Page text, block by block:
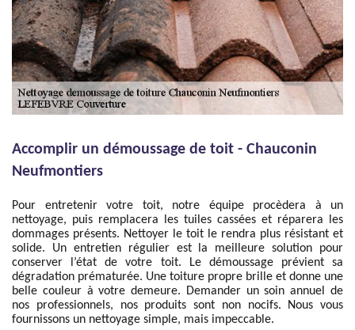
Accomplir un démoussage de toit - Chauconin
Neufmontiers
Pour entretenir votre toit, notre équipe procèdera à un
nettoyage, puis remplacera les tuiles cassées et réparera les
dommages présents. Nettoyer le toit le rendra plus résistant et
solide. Un entretien régulier est la meilleure solution pour
conserver l’état de votre toit. Le démoussage prévient sa
dégradation prématurée. Une toiture propre brille et donne une
belle couleur à votre demeure. Demander un soin annuel de
nos professionnels, nos produits sont non nocifs. Nous vous
fournissons un nettoyage simple, mais impeccable.